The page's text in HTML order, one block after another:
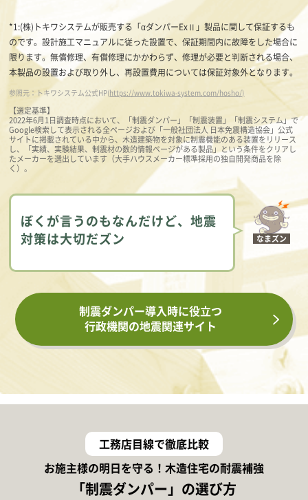
*1:(株)トキワシステムが販売する「αダンパーExⅡ」製品に関して保証するも
のです。設計施工マニュアルに従った設置で、保証期間内に故障をした場合に
限ります。無償修理、有償修理にかかわらず、修理が必要と判断される場合、
本製品の設置および取り外し、再設置費用については保証対象外となります。
参照元：トキワシステム公式HP(https://www.tokiwa-system.com/hosho/)
【選定基準】
2022年6月1日調査時点において、「制震ダンパー」「制震装置」「制震システム」で
Google検索して表示される全ページおよび「一般社団法人 日本免震構造協会」公式
サイトに掲載されている中から、木造建築物を対象に制震機能のある装置をリリース
し、「実績、実験結果、制震材の数的情報ページがある製品」という条件をクリアし
たメーカーを選出しています（大手ハウスメーカー標準採用の独自開発商品を除
く）。
ぼくが言うのもなんだけど、地震
対策は大切だズン
なまズン
制震ダンパー導入時に役立つ
行政機関の地震関連サイト
工務店目線で徹底比較
お施主様の明日を守る！木造住宅の耐震補強
「制震ダンパー」の選び方